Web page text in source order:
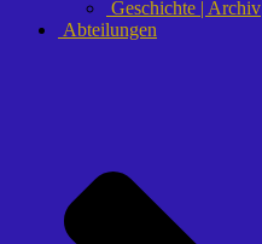
Geschichte | Archiv
Abteilungen